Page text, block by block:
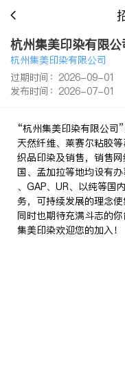
杭州集美印染有限公
杭州集美印染有限公司
过期时间：2026-09-01
发布时间：2026-07-01
“杭州集美印染有限公司
天然纤维、莱赛尔粘胶
织品印染及销售，销售
国、孟加拉等地均设有
、GAP、UR、以纯等国
务，可持续发展的理念
同时也期待充满斗志的
集美印染欢迎您的加入！